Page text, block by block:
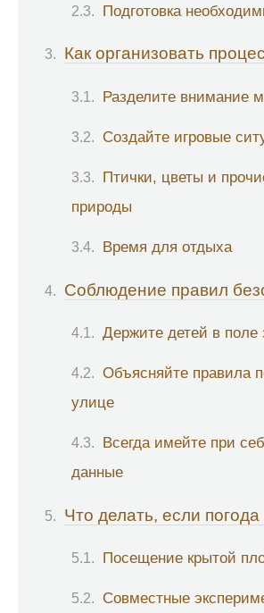
Подготовка
Как организовать
Разделите внимание
Создайте игровые
Птички, цветы и
природы
Время для отдыха
Соблюдение правил
Держите детей в поле
Объясняйте правила
улице
Всегда имейте при
данные
Что делать, если
Посещение крытой
Совместные